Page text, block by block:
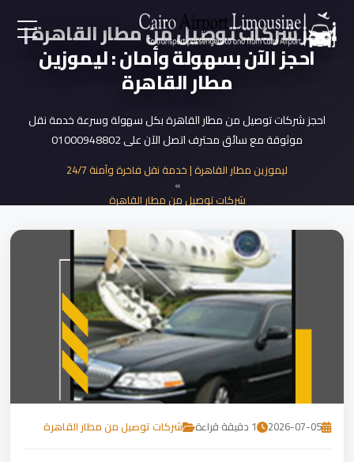
EN
AR
خدمات المطار
نحن
حجز شركات توصيل من مطار القاهرة |
احجز الآن بسهولة وأمان : ليموزين
مطار القاهرة
احجز شركات توصيل من مطار القاهرة بكل سهولة وسرعة خدمة نقل
موثوقة مع سائق محترف اتصل الآن على 01000948802
ليموزين مطار القاهرة | خدمة نقل فاخرة وآمنة 24/7
شركات توصيل من مطار القاهرة
حجز شركات توصيل من مطار القاهرة بسهولة
2026-07-05 1 دقيقة قراءة شركات توصيل من مطار القاهرة